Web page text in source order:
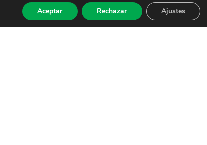
Aceptar Rechazar Ajustes